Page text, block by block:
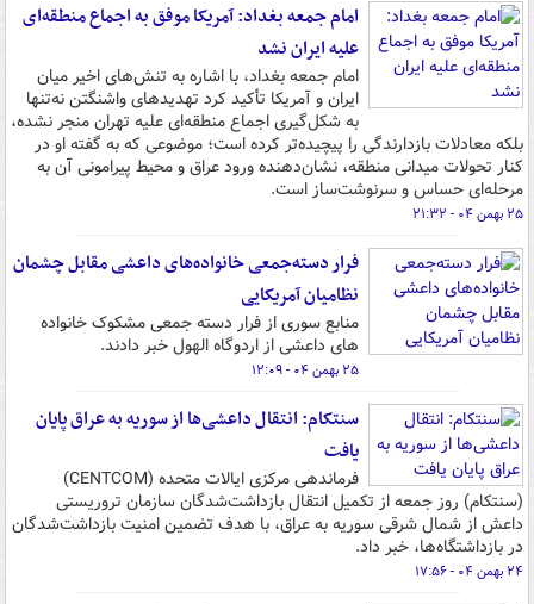
امام جمعه بغداد: آمریکا موفق به اجماع منطقه‌ای
علیه ایران نشد
امام جمعه بغداد، با اشاره به تنش‌های اخیر میان
ایران و آمریکا تأکید کرد تهدیدهای واشنگتن نه‌تنها
به شکل‌گیری اجماع منطقه‌ای علیه تهران منجر نشده،
بلکه معادلات بازدارندگی را پیچیده‌تر کرده است؛ موضوعی که به گفته او در
کنار تحولات میدانی منطقه، نشان‌دهنده ورود عراق و محیط پیرامونی آن به
مرحله‌ای حساس و سرنوشت‌ساز است.
۲۵ بهمن ۰۴ - ۲۱:۳۲
فرار دسته‌جمعی خانواده‌های داعشی مقابل چشمان
نظامیان آمریکایی
منابع سوری از فرار دسته جمعی مشکوک خانواده
های داعشی از اردوگاه الهول خبر دادند.
۲۵ بهمن ۰۴ - ۱۲:۰۹
سنتکام: انتقال داعشی‌ها از سوریه به عراق پایان
یافت
فرماندهی مرکزی ایالات متحده (CENTCOM)
(سنتکام) روز جمعه از تکمیل انتقال بازداشت‌شدگان سازمان تروریستی
داعش از شمال شرقی سوریه به عراق، با هدف تضمین امنیت بازداشت‌شدگان
در بازداشتگاه‌ها، خبر داد.
۲۴ بهمن ۰۴ - ۱۷:۵۶